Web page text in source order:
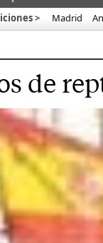
> Madrid
de